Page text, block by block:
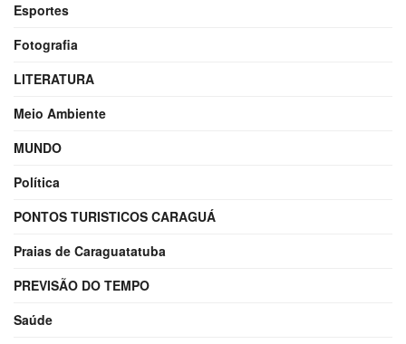
Esportes
Fotografia
LITERATURA
Meio Ambiente
MUNDO
Política
PONTOS TURISTICOS CARAGUÁ
Praias de Caraguatatuba
PREVISÃO DO TEMPO
Saúde